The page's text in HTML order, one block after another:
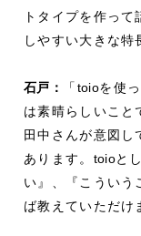
トタイプを作っ
しやすい大きな特
石戸： 「 toioを使
は素晴らしいこと
田中さんが意図し
あります。 toioと
い』、『こういう
ば教えていただけ